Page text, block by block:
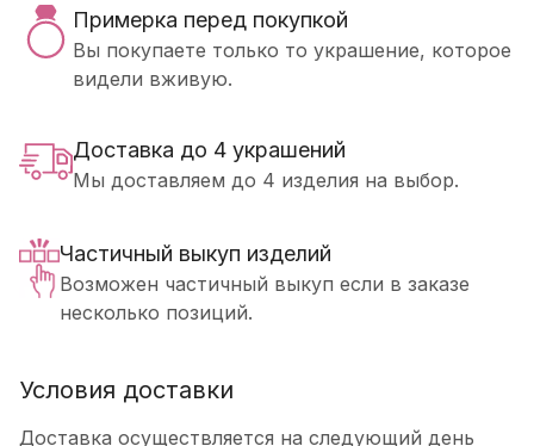
Примерка перед покупкой
Вы покупаете только то украшение, которое
видели вживую.
Доставка до 4 украшений
Мы доставляем до 4 изделия на выбор.
Частичный выкуп изделий
Возможен частичный выкуп если в заказе
несколько позиций.
Условия доставки
Доставка осуществляется на следующий день